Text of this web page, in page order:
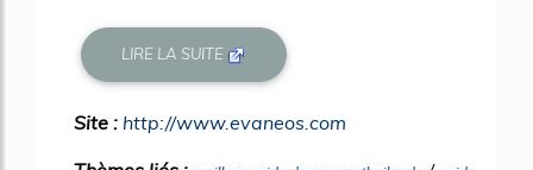
LIRE LA SUITE
Site : http://www.evaneos.com